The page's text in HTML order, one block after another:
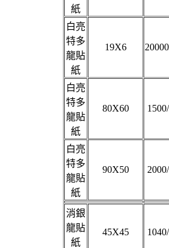
紙
白亮
特多
龍貼
紙
19X6
白亮
特多
龍貼
紙
80X60
白亮
特多
龍貼
紙
90X50
消銀
龍貼
紙
45X45